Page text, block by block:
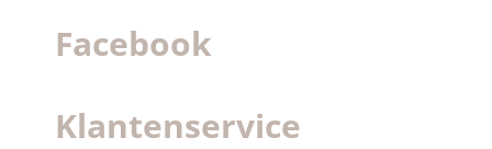
Facebook
Klantenservice